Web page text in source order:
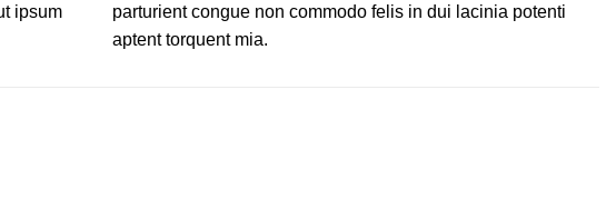
ipsum
parturient congue non commodo felis in dui lacinia potenti
aptent torquent mia.